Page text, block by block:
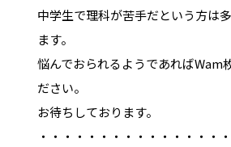
中学生で理科が苦手だという方は
ます。
悩んでおられるようであればWam
ださい。
お待ちしております。
・・・・・・・・・・・・・・・